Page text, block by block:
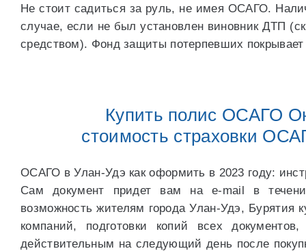
Не стоит садиться за руль, не имея ОСАГО.
случае, если не был установлен виновник ДТП
средством). Фонд защиты потерпевших
Купить полис ОСАГО
стоимость страховки
ОСАГО в Улан-Удэ как оформить в 2023 году:
Сам документ придет вам на e-mail в
возможность жителям города Улан-Удэ,
компаний, подготовки копий всех
действительным на следующий день после